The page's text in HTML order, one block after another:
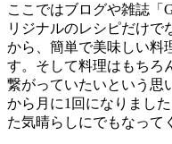
ここではブログや雑誌「
リジナルのレシピだけで
から、簡単で美味しい料
す。そして料理はもちろ
繋がっていたいという思
から月に1回になりまし
た気晴らしにでもなって